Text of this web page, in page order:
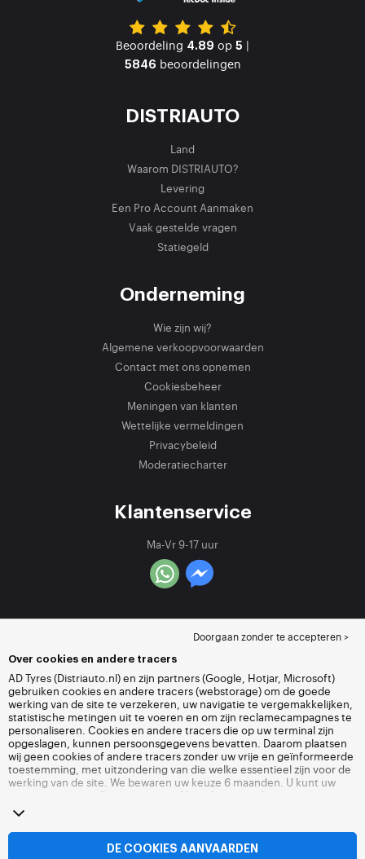
Beoordeling 4.89 op 5 |
5846 beoordelingen
DISTRIAUTO
Land
Waarom DISTRIAUTO?
Levering
Een Pro Account Aanmaken
Vaak gestelde vragen
Statiegeld
Onderneming
Wie zijn wij?
Algemene verkoopvoorwaarden
Contact met ons opnemen
Cookiesbeheer
Meningen van klanten
Wettelijke vermeldingen
Privacybeleid
Moderatiecharter
Klantenservice
Ma-Vr 9-17 uur
Doorgaan zonder te accepteren >
Over cookies en andere tracers
AD Tyres (Distriauto.nl) en zijn partners (Google, Hotjar, Microsoft)
gebruiken cookies en andere tracers (webstorage) om de goede
werking van de site te verzekeren, uw navigatie te vergemakkelijken,
statistische metingen uit te voeren en om zijn reclamecampagnes te
personaliseren. Cookies en andere tracers die op uw terminal zijn
opgeslagen, kunnen persoonsgegevens bevatten. Daarom plaatsen
wij geen cookies of andere tracers zonder uw vrije en geïnformeerde
toestemming, met uitzondering van die welke essentieel zijn voor de
werking van de site. We bewaren uw keuze 6 maanden. U kunt uw
toestemming op elk moment intrekken door naar de pagina over
cookies en andere tracers
surfen zonder het deponeren van cookies of andere tracers te
aanvaarden. Weigering verhindert de toegang tot diensten niet
Distriauto.nl. Voor meer informatie,bezoek de cookies en andere
DE COOKIES AANVAARDEN